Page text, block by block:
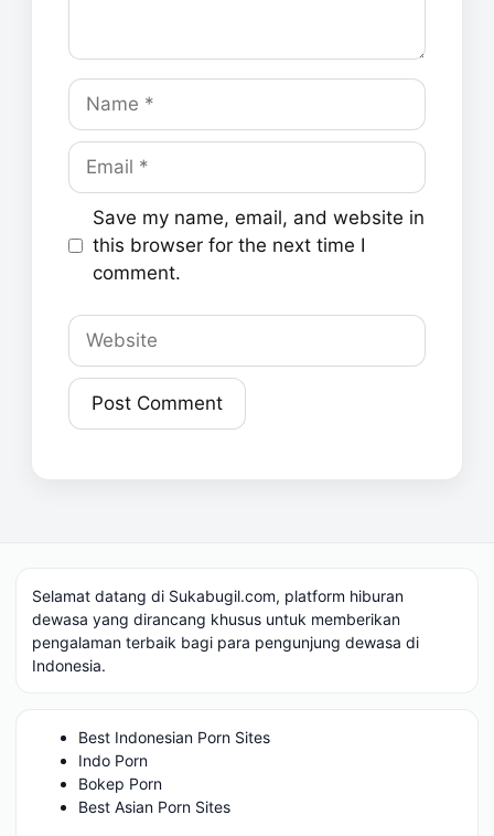
Name
Email
Save my name, email, and website in
this browser for the next time I
comment.
Website
Selamat datang di Sukabugil.com, platform hiburan
dewasa yang dirancang khusus untuk memberikan
pengalaman terbaik bagi para pengunjung dewasa di
Indonesia.
Best Indonesian Porn Sites
Indo Porn
Bokep Porn
Best Asian Porn Sites